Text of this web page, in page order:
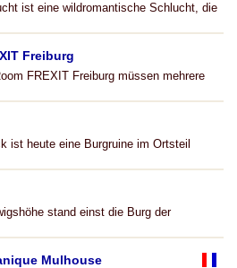
ist eine wildromantische Schlucht, die
Freiburg
FREXIT Freiburg müssen mehrere
ist heute eine Burgruine im Ortsteil
stand einst die Burg der
Mulhouse